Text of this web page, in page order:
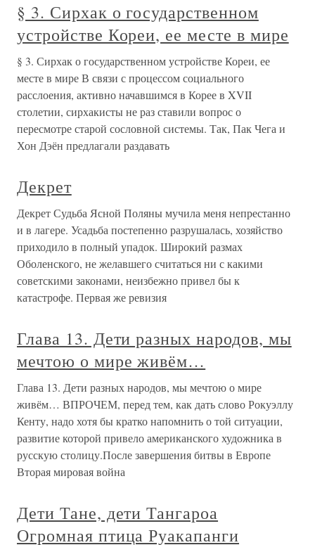
§ 3. Сирхак о государственном
устройстве Кореи, ее месте в мире
§ 3. Сирхак о государственном устройстве Кореи, ее
месте в мире В связи с процессом социального
расслоения, активно начавшимся в Корее в XVII
столетии, сирхакисты не раз ставили вопрос о
пересмотре старой сословной системы. Так, Пак Чега и
Хон Дэён предлагали раздавать
Декрет
Декрет Судьба Ясной Поляны мучила меня непрестанно
и в лагере. Усадьба постепенно разрушалась, хозяйство
приходило в полный упадок. Широкий размах
Оболенского, не желавшего считаться ни с какими
советскими законами, неизбежно привел бы к
катастрофе. Первая же ревизия
Глава 13. Дети разных народов, мы
мечтою о мире живём…
Глава 13. Дети разных народов, мы мечтою о мире
живём… ВПРОЧЕМ, перед тем, как дать слово Рокуэллу
Кенту, надо хотя бы кратко напомнить о той ситуации,
развитие которой привело американского художника в
русскую столицу.После завершения битвы в Европе
Вторая мировая война
Дети Тане, дети Тангароа
Огромная птица Руакапанги